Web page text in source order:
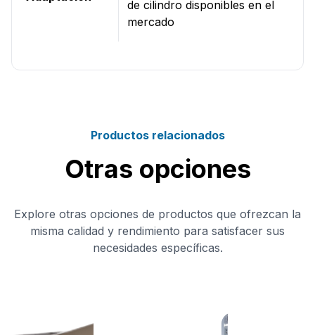
de cilindro disponibles en el
mercado
Productos relacionados
Otras opciones
Explore otras opciones de productos que ofrezcan la
misma calidad y rendimiento para satisfacer sus
necesidades específicas.